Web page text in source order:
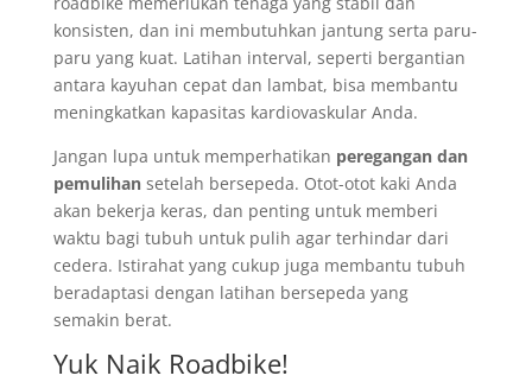
konsisten, dan ini membutuhkan jantung serta paru-
paru yang kuat. Latihan interval, seperti bergantian
antara kayuhan cepat dan lambat, bisa membantu
meningkatkan kapasitas kardiovaskular Anda.
Jangan lupa untuk memperhatikan peregangan dan
pemulihansetelah bersepeda. Otot-otot kaki Anda
akan bekerja keras, dan penting untuk memberi
waktu bagi tubuh untuk pulih agar terhindar dari
cedera. Istirahat yang cukup juga membantu tubuh
beradaptasi dengan latihan bersepeda yang
semakin berat.
Yuk Naik Roadbike!